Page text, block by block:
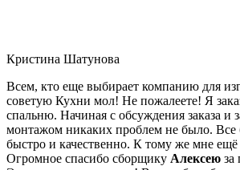
Кристина Шатунова
Всем, кто еще выбирает компанию для
советую Кухни мол! Не пожалеете! Я
спальню. Начиная с обсуждения заказа и
монтажом никаких проблем не было. Все
быстро и качественно. К тому же мне ещё
Огромное спасибо сборщику Алексею за